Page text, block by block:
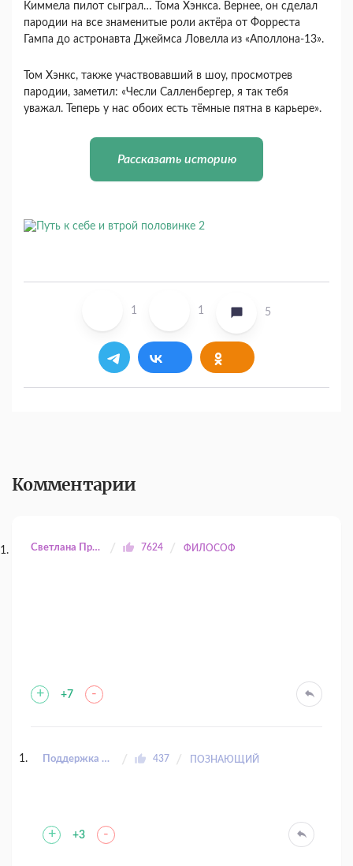
Киммела пилот сыграл… Тома Хэнкса. Вернее, он сделал
пародии на все знаменитые роли актёра от Форреста
Гампа до астронавта Джеймса Ловелла из «Аполлона-13».
Том Хэнкс, также участвовавший в шоу, просмотрев
пародии, заметил: «Чесли Салленбергер, я так тебя
уважал. Теперь у нас обоих есть тёмные пятна в карьере».
Рассказать историю
1 1 5
Комментарии
Светлана Прилуцкая 7624 ФИЛОСОФ
+ +7 -
Поддержка Lazarev.ru 437 ПОЗНАЮЩИЙ
+ +3 -